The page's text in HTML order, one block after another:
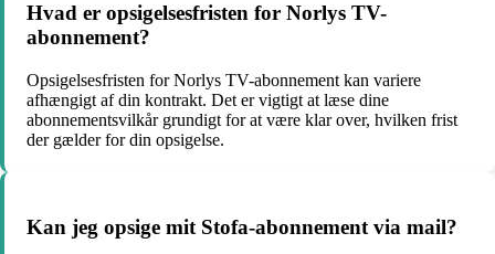
Hvad er opsigelsesfristen for Norlys TV-
abonnement?
Opsigelsesfristen for Norlys TV-abonnement kan variere
afhængigt af din kontrakt. Det er vigtigt at læse dine
abonnementsvilkår grundigt for at være klar over, hvilken frist
der gælder for din opsigelse.
Kan jeg opsige mit Stofa-abonnement via mail?